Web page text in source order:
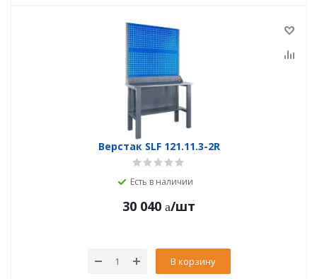
Верстак SLF 121.11.3-2R
Есть в наличии
30 040 /шт
В корзину